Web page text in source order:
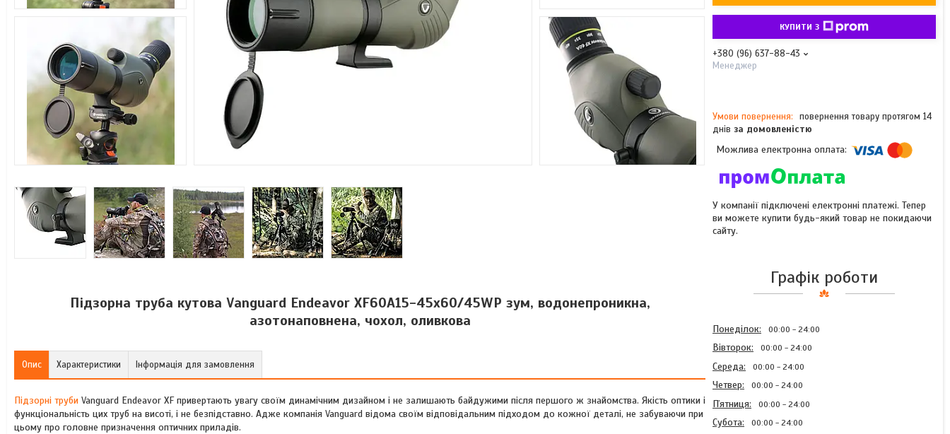
Підзорна труба кутова Vanguard Endeavor XF60A15-45x60/45WP зум, водонепроникна,
азотонаповнена, чохол, оливкова
Опис Характеристики Інформація для замовлення
Підзорні труби Vanguard Endeavor XF привертають увагу своїм динамічним дизайном і не залишають байдужими після першого ж знайомства. Якість оптики і
функціональність цих труб на висоті, і не безпідставно. Адже компанія Vanguard відома своїм відповідальним підходом до кожної деталі, не забуваючи при
цьому про головне призначення оптичних приладів.
КУПИТИ З
+380 (96) 637-88-43
Менеджер
повернення товару протягом 14
днів за домовленістю
У компанії підключені електронні платежі. Тепер
ви можете купити будь-який товар не покидаючи
сайту.
Графік роботи
Понеділок 00:00 24:00
Вівторок 00:00 24:00
Середа 00:00 24:00
Четвер 00:00 24:00
Пʼятниця 00:00 24:00
Субота 00:00 24:00